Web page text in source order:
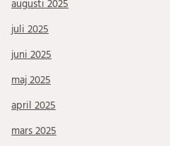
augusti 2025
juli 2025
juni 2025
maj 2025
april 2025
mars 2025